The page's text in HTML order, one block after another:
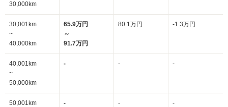
30,000km
30,001km
~
40,000km
65.9万円
～
91.7万円
80.1万円 -1.3万円
40,001km
~
50,000km
- - -
50,001km
- - -